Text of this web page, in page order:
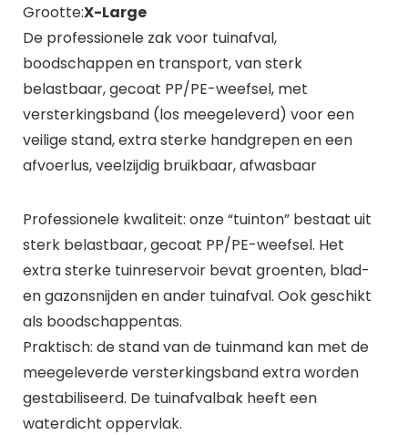
Grootte:X-Large
De professionele zak voor tuinafval,
boodschappen en transport, van sterk
belastbaar, gecoat PP/PE-weefsel, met
versterkingsband (los meegeleverd) voor een
veilige stand, extra sterke handgrepen en een
afvoerlus, veelzijdig bruikbaar, afwasbaar
Professionele kwaliteit: onze “tuinton” bestaat uit
sterk belastbaar, gecoat PP/PE-weefsel. Het
extra sterke tuinreservoir bevat groenten, blad-
en gazonsnijden en ander tuinafval. Ook geschikt
als boodschappentas.
Praktisch: de stand van de tuinmand kan met de
meegeleverde versterkingsband extra worden
gestabiliseerd. De tuinafvalbak heeft een
waterdicht oppervlak.